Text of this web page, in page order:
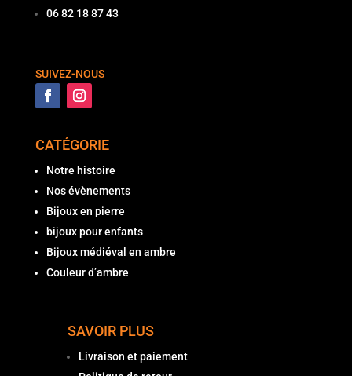
06 82 18 87 43
SUIVEZ-NOUS
CATÉGORIE
Notre histoire
Nos évènements
Bijoux en pierre
bijoux pour enfants
Bijoux médiéval en ambre
Couleur d’ambre
SAVOIR PLUS
Livraison et paiement